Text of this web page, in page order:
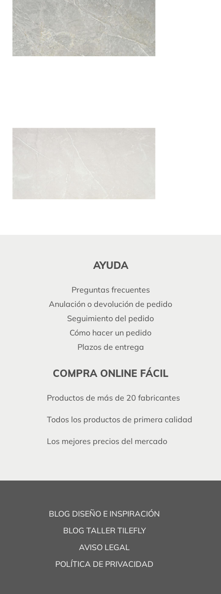
AYUDA
Preguntas frecuentes
Anulación o devolución de pedido
Seguimiento del pedido
Cómo hacer un pedido
Plazos de entrega
COMPRA ONLINE FÁCIL
Productos de más de 20 fabricantes
Todos los productos de primera calidad
Los mejores precios del mercado
BLOG DISEÑO E INSPIRACIÓN
BLOG TALLER TILEFLY
AVISO LEGAL
POLÍTICA DE PRIVACIDAD